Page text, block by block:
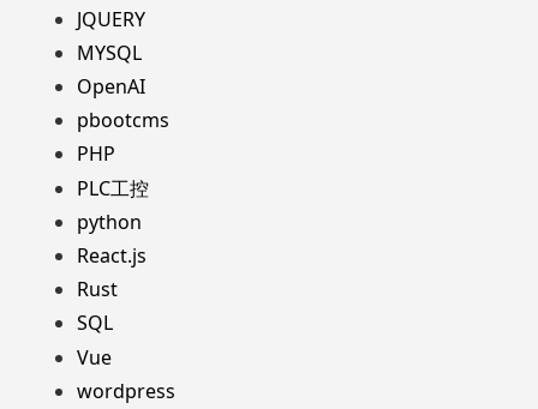
JQUERY
MYSQL
OpenAI
pbootcms
PHP
PLC工控
python
React.js
Rust
SQL
Vue
wordpress